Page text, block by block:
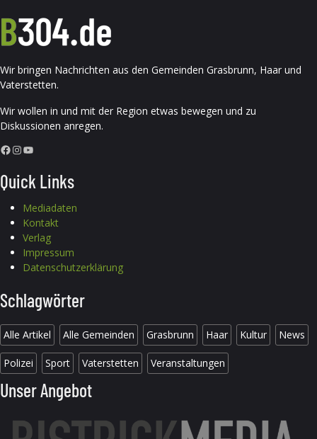
Wir bringen Nachrichten aus den Gemeinden Grasbrunn, Haar und
Vaterstetten.
Wir wollen in und mit der Region etwas bewegen und zu
Diskussionen anregen.
Facebook InstagramYouTube
Quick Links
Mediadaten
Kontakt
Verlag
Impressum
Datenschutzerklärung
Schlagwörter
Alle Artikel Alle Gemeinden Grasbrunn Haar Kultur News
Polizei Sport Vaterstetten Veranstaltungen
Unser Angebot